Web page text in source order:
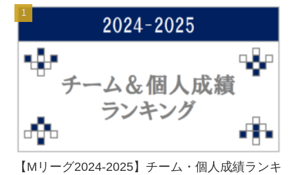
【Mリーグ2024-2025】チーム・個人成績ランキ